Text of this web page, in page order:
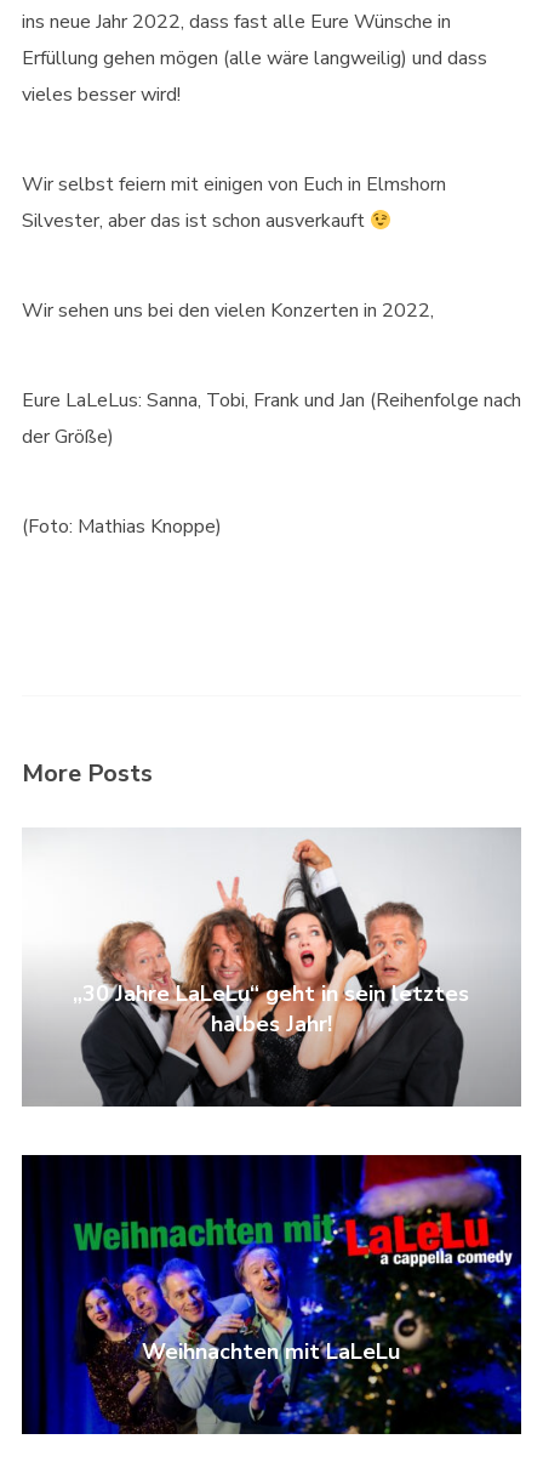
ins neue Jahr 2022, dass fast alle Eure Wünsche in
Erfüllung gehen mögen (alle wäre langweilig) und dass
vieles besser wird!
Wir selbst feiern mit einigen von Euch in Elmshorn
Silvester, aber das ist schon ausverkauft
Wir sehen uns bei den vielen Konzerten in 2022,
Eure LaLeLus: Sanna, Tobi, Frank und Jan (Reihenfolge nach
der Größe)
(Foto: Mathias Knoppe)
More Posts
„30 Jahre LaLeLu“ geht in sein letztes
halbes Jahr!
Weihnachten mit LaLeLu